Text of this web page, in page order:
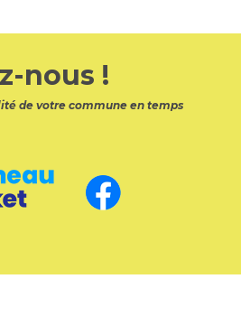
nous !
de votre commune en temps